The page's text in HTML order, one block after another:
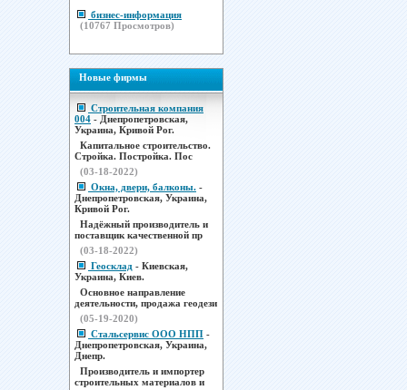
бизнес-информация
(10767 Просмотров)
Новые фирмы
Строительная компания
004 - Днепропетровская,
Украина, Кривой Рог.
Капитальное строительство.
Стройка. Постройка. Пос
(03-18-2022)
Окна, двери, балконы. -
Днепропетровская, Украина,
Кривой Рог.
Надёжный производитель и
поставщик качественной пр
(03-18-2022)
Геосклад - Киевская,
Украина, Киев.
Основное направление
деятельности, продажа геодези
(05-19-2020)
Стальсервис ООО НПП -
Днепропетровская, Украина,
Днепр.
Производитель и импортер
строительных материалов и